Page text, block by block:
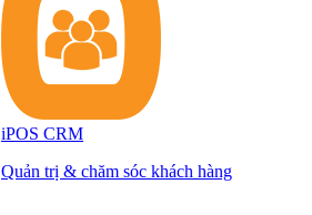
iPOS CRM
Quản trị & chăm sóc khách hàng